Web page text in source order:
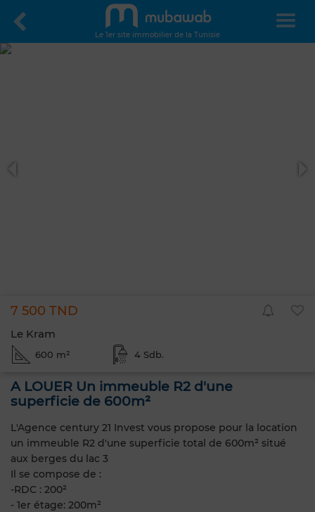
Le 1er site immobilier de la Tunisie
7 500 TND
Le Kram
600 m² 4 Sdb.
A LOUER Un immeuble R2 d'une
superficie de 600m²
L'Agence century 21 Invest vous propose pour la location
un immeuble R2 d'une superficie total de 600m² situé
aux berges du lac 3
Il se compose de :
-RDC : 200²
- 1er étage: 200m²